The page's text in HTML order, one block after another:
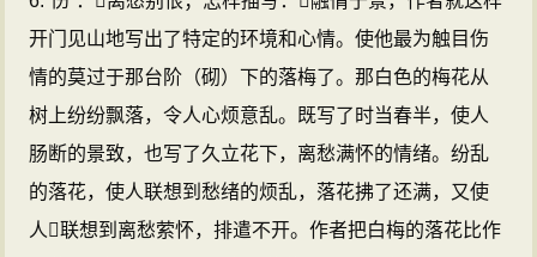
开门见山地写出了特定的环境和心情。使他最为触目伤
情的莫过于那台阶（砌）下的落梅了。那白色的梅花从
树上纷纷飘落，令人心烦意乱。既写了时当春半，使人
肠断的景致，也写了久立花下，离愁满怀的情绪。纷乱
的落花，使人联想到愁绪的烦乱，落花拂了还满，又使
人联想到离愁萦怀，排遣不开。作者把白梅的落花比作